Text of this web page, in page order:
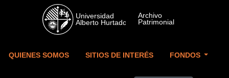
Skip to main content
QUIENES SOMOS SITIOS DE INTERÉS FONDOS